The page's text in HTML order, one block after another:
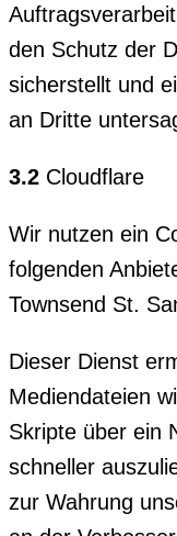
den Schutz der
sicherstellt und
an Dritte
3.2 Cloudflare
Wir nutzen ein
folgenden
Townsend St.
Dieser Dienst
Mediendateien
Skripte über ein
schneller
zur Wahrung